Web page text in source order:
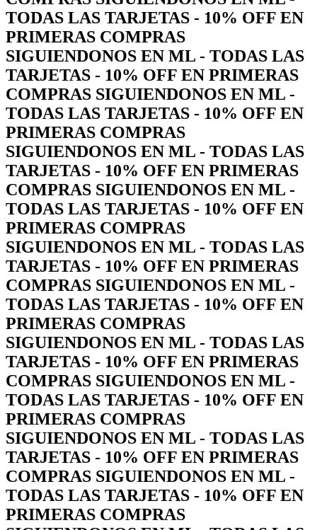
TODAS LAS TARJETAS - 10% OFF EN
PRIMERAS COMPRAS
SIGUIENDONOS EN ML - TODAS LAS
TARJETAS - 10% OFF EN PRIMERAS
COMPRAS SIGUIENDONOS EN ML -
TODAS LAS TARJETAS - 10% OFF EN
PRIMERAS COMPRAS
SIGUIENDONOS EN ML - TODAS LAS
TARJETAS - 10% OFF EN PRIMERAS
COMPRAS SIGUIENDONOS EN ML -
TODAS LAS TARJETAS - 10% OFF EN
PRIMERAS COMPRAS
SIGUIENDONOS EN ML - TODAS LAS
TARJETAS - 10% OFF EN PRIMERAS
COMPRAS SIGUIENDONOS EN ML -
TODAS LAS TARJETAS - 10% OFF EN
PRIMERAS COMPRAS
SIGUIENDONOS EN ML - TODAS LAS
TARJETAS - 10% OFF EN PRIMERAS
COMPRAS SIGUIENDONOS EN ML -
TODAS LAS TARJETAS - 10% OFF EN
PRIMERAS COMPRAS
SIGUIENDONOS EN ML - TODAS LAS
TARJETAS - 10% OFF EN PRIMERAS
COMPRAS SIGUIENDONOS EN ML -
TODAS LAS TARJETAS - 10% OFF EN
PRIMERAS COMPRAS